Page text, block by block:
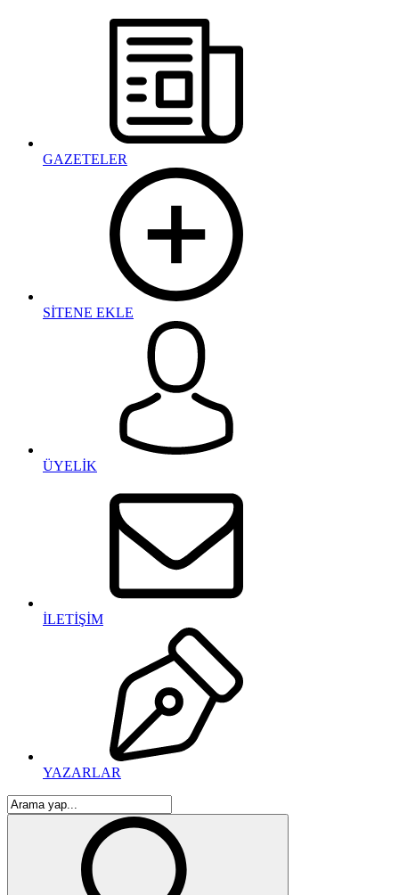
GAZETELER
SİTENE EKLE
ÜYELİK
İLETİŞİM
YAZARLAR